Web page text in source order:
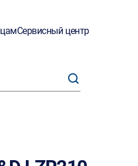
Сервисный центр